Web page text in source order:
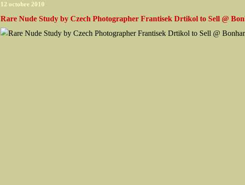
12 octobre 2010
Rare Nude Study by Czech Photographer Frantisek Drtikol to Sell @